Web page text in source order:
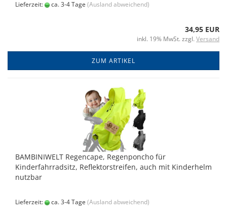
Lieferzeit: ca. 3-4 Tage (Ausland abweichend)
34,95 EUR
inkl. 19% MwSt. zzgl. Versand
ZUM ARTIKEL
BAMBINIWELT Regencape, Regenponcho für
Kinderfahrradsitz, Reflektorstreifen, auch mit Kinderhelm
nutzbar
Lieferzeit: ca. 3-4 Tage (Ausland abweichend)